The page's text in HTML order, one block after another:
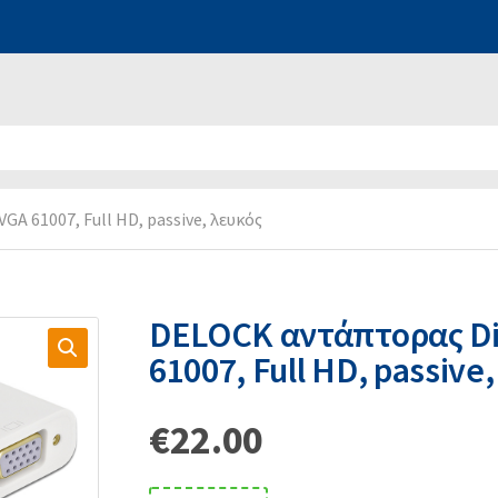
61007, Full HD, passive, λευκός
DELOCK αντάπτορας
61007, Full HD,
€22.00